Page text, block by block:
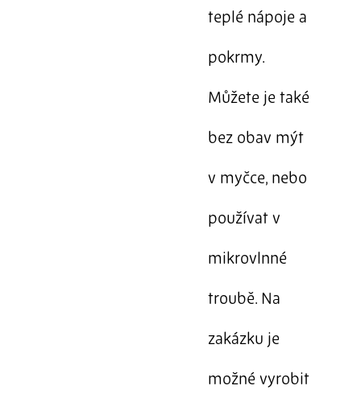
teplé nápoje a
pokrmy.
Můžete je také
bez obav mýt
v myčce, nebo
používat v
mikrovlnné
troubě. Na
zakázku je
možné vyrobit